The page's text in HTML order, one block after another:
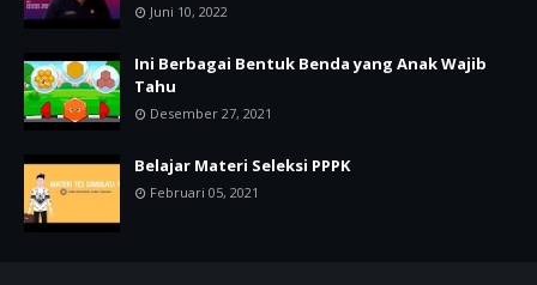
Juni 10, 2022
Ini Berbagai Bentuk Benda yang Anak Wajib
Tahu
Desember 27, 2021
Belajar Materi Seleksi PPPK
Februari 05, 2021